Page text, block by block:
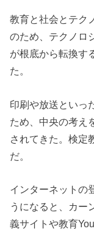
教育と社会とテク
のため、テクノロ
が根底から転換す
た。
印刷や放送といっ
ため、中央の考え
されてきた。検定
だ。
インターネットの
うになると、カー
義サイトや教育